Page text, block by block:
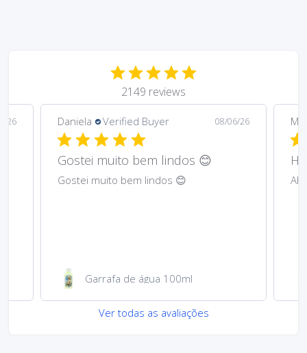
2149 reviews
26 Daniela Verified Buyer 08/06/26
Gostei muito bem lindos 😊
Gostei muito bem lindos 😊
Garrafa de água 100ml
Ver todas as avaliações